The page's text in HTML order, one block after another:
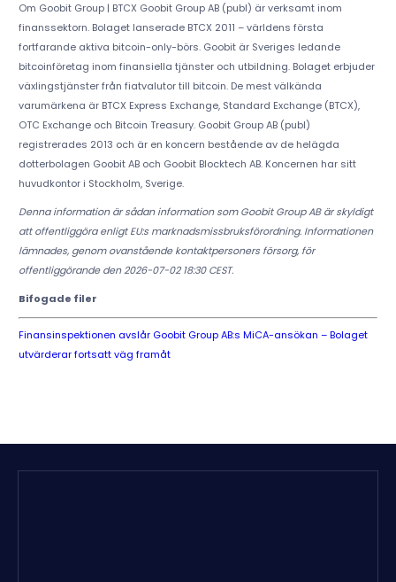
Om Goobit Group | BTCX Goobit Group AB (publ) är verksamt inom
finanssektorn. Bolaget lanserade BTCX 2011 – världens första
fortfarande aktiva bitcoin-only-börs. Goobit är Sveriges ledande
bitcoinföretag inom finansiella tjänster och utbildning. Bolaget erbjuder
växlingstjänster från fiatvalutor till bitcoin. De mest välkända
varumärkena är BTCX Express Exchange, Standard Exchange (BTCX),
OTC Exchange och Bitcoin Treasury. Goobit Group AB (publ)
registrerades 2013 och är en koncern bestående av de helägda
dotterbolagen Goobit AB och Goobit Blocktech AB. Koncernen har sitt
huvudkontor i Stockholm, Sverige.
Denna information är sådan information som Goobit Group AB är skyldigt
att offentliggöra enligt EU:s marknadsmissbruksförordning. Informationen
lämnades, genom ovanstående kontaktpersoners försorg, för
offentliggörande den 2026-07-02 18:30 CEST.
Bifogade filer
Finansinspektionen avslår Goobit Group AB:s MiCA-ansökan – Bolaget
utvärderar fortsatt väg framåt